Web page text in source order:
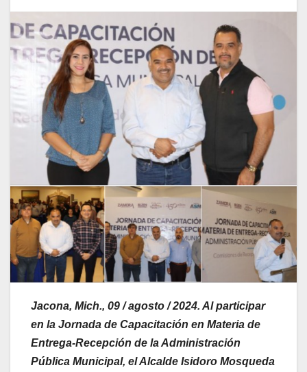
Jacona, Mich., 09 / agosto / 2024. Al participar
en la Jornada de Capacitación en Materia de
Entrega-Recepción de la Administración
Pública Municipal, el Alcalde Isidoro Mosqueda